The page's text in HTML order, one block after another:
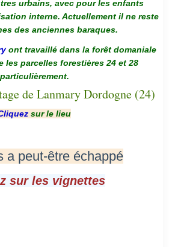
urbains, avec pour les enfants
interne. Actuellement il ne reste
des anciennes baraques.
ont travaillé dans la forêt domaniale
les parcelles forestières 24 et 28
particulièrement.
sur le lieu
a peut-être échappé
sur les vignettes